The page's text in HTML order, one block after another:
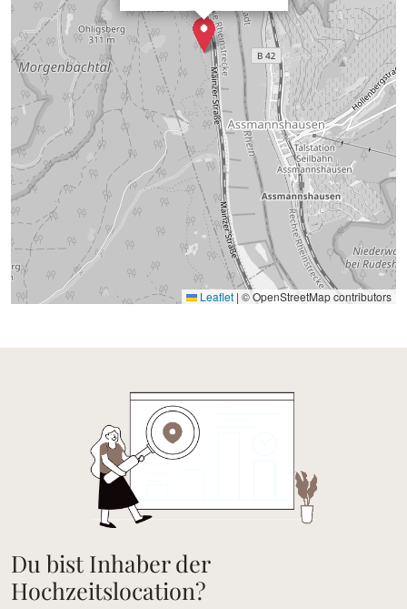
Leaflet | © OpenStreetMap contributors
Du bist Inhaber der
Hochzeitslocation?